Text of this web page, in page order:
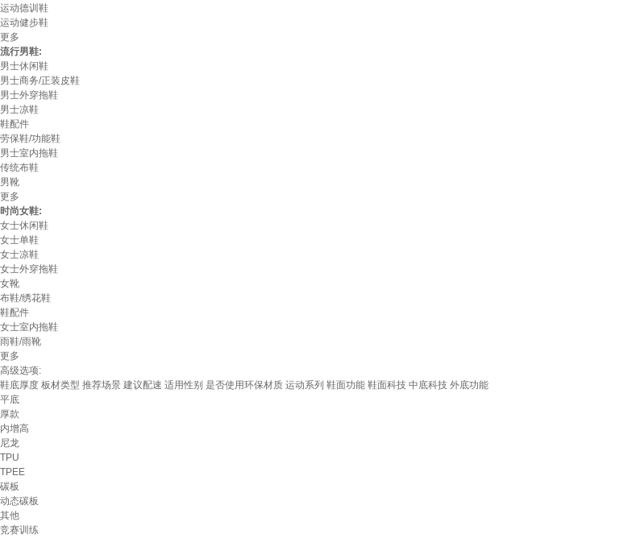
运动德训鞋
运动健步鞋
更多
流行男鞋:
男士休闲鞋
男士商务/正装皮鞋
男士外穿拖鞋
男士凉鞋
鞋配件
劳保鞋/功能鞋
男士室内拖鞋
传统布鞋
男靴
更多
时尚女鞋:
女士休闲鞋
女士单鞋
女士凉鞋
女士外穿拖鞋
女靴
布鞋/绣花鞋
鞋配件
女士室内拖鞋
雨鞋/雨靴
更多
高级选项:
鞋底厚度 板材类型 推荐场景 建议配速 适用性别 是否使用环保材质 运动系列 鞋面功能 鞋面科技 中底科技 外底功能
平底
厚款
内增高
尼龙
TPU
TPEE
碳板
动态碳板
其他
竞赛训练